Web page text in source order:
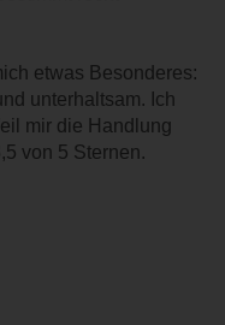
etwas Besonderes:
unterhaltsam. Ich
mir die Handlung
von 5 Sternen.